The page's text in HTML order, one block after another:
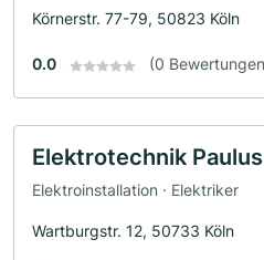
Körnerstr. 77-79, 50823 Köln
0.0 (0
Elektrotechnik
Elektroinstallation · Elektriker
Wartburgstr. 12, 50733 Köln